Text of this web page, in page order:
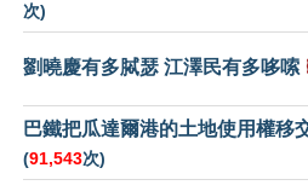
次)
劉曉慶有多脦瑟 江澤民有多哆嗦
巴鐵把瓜達爾港的土地使用權移
(91,543次)